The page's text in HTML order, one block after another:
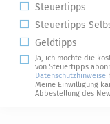
Steuertipps
Steuertipps
Geldtipps
Ja, ich möchte die
von Steuertipps
Datenschutzhinweise
Meine Einwilligung
Abbestellung des